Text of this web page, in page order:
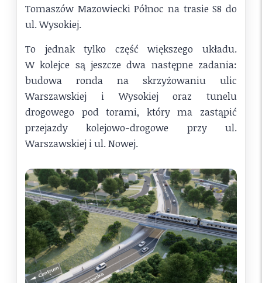
Tomaszów Mazowiecki Północ na trasie S8 do
ul. Wysokiej.
To jednak tylko część większego układu.
W kolejce są jeszcze dwa następne zadania:
budowa ronda na skrzyżowaniu ulic
Warszawskiej i Wysokiej oraz tunelu
drogowego pod torami, który ma zastąpić
przejazdy kolejowo-drogowe przy ul.
Warszawskiej i ul. Nowej.